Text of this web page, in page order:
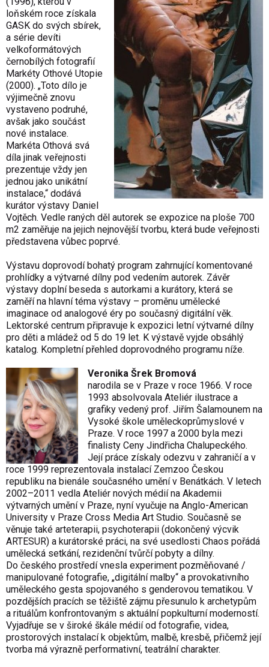
loňském roce získala
GASK do svých sbírek,
a série devíti
velkoformátových
černobílých fotografií
Markéty Othové Utopie
(2000). „Toto dílo je
výjimečně znovu
vystaveno podruhé,
avšak jako součást
nové instalace.
Markéta Othová svá
díla jinak veřejnosti
prezentuje vždy jen
jednou jako unikátní
instalace,“ dodává
kurátor výstavy Daniel
Vojtěch. Vedle raných děl autorek se expozice na ploše 700
m2 zaměřuje na jejich nejnovější tvorbu, která bude veřejnosti
představena vůbec poprvé.
Výstavu doprovodí bohatý program zahrnující komentované
prohlídky a výtvarné dílny pod vedením autorek. Závěr
výstavy doplní beseda s autorkami a kurátory, která se
zaměří na hlavní téma výstavy – proměnu umělecké
imaginace od analogové éry po současný digitální věk.
Lektorské centrum připravuje k expozici letní výtvarné dílny
pro děti a mládež od 5 do 19 let. K výstavě vyjde obsáhlý
katalog. Kompletní přehled doprovodného programu níže.
Veronika Šrek Bromová
narodila se v Praze v roce 1966. V roce
1993 absolvovala Ateliér ilustrace a
grafiky vedený prof. Jiřím Šalamounem na
Vysoké škole uměleckoprůmyslové v
Praze. V roce 1997 a 2000 byla mezi
finalisty Ceny Jindřicha Chalupeckého.
Její práce získaly odezvu v zahraničí a v
roce 1999 reprezentovala instalací Zemzoo Českou
republiku na bienále současného umění v Benátkách. V letech
2002–2011 vedla Ateliér nových médií na Akademii
výtvarných umění v Praze, nyní vyučuje na Anglo-American
University v Praze Cross Media Art Studio. Současně se
věnuje také arteterapii, psychoterapii (dokončený výcvik
ARTESUR) a kurátorské práci, na své usedlosti Chaos pořádá
umělecká setkání, rezidenční tvůrčí pobyty a dílny.
Do českého prostředí vnesla experiment pozměňované /
manipulované fotografie, „digitální malby“ a provokativního
uměleckého gesta spojovaného s genderovou tematikou. V
pozdějších pracích se těžiště zájmu přesunulo k archetypům
a rituálům konfrontovaným s aktuální popkulturní moderností.
Vyjadřuje se v široké škále médií od fotografie, videa,
prostorových instalací k objektům, malbě, kresbě, přičemž její
tvorba má výrazně performativní, teatrální charakter.